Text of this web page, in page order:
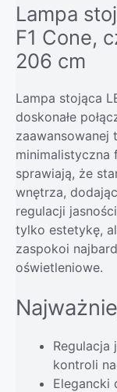
Lampa
F1 Cone,
206 cm
Lampa stojąca
doskonałe
zaawansowanej
minimalistyczna
sprawiają, że
wnętrza,
regulacji
tylko estetykę,
zaspokoi
oświetleniowe.
Regulacja
kontroli
Elegancki